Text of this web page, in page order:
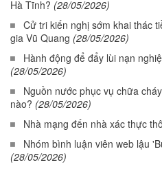
Hà Tĩnh? (28/05/2026)
Cử tri kiến nghị sớm khai thác
gia Vũ Quang (28/05/2026)
Hành động để đẩy lùi nạn
(28/05/2026)
Nguồn nước phục vụ chữa
nào? (28/05/2026)
Nhà mạng đến nhà xác thực
Nhóm bình luận viên web lậu
(28/05/2026)